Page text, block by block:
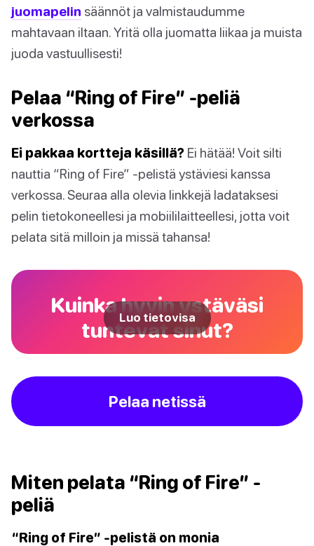
juomapelin säännöt ja valmistaudumme
mahtavaan iltaan. Yritä olla juomatta liikaa ja muista
juoda vastuullisesti!
Pelaa “Ring of Fire” -peliä
verkossa
Ei pakkaa kortteja käsillä? Ei hätää! Voit silti
nauttia “Ring of Fire” -pelistä ystäviesi kanssa
verkossa. Seuraa alla olevia linkkejä ladataksesi
pelin tietokoneellesi ja mobiililaitteellesi, jotta voit
pelata sitä milloin ja missä tahansa!
Kuinka hyvin ystäväsi
tuntevat sinut?
Luo tietovisa
Pelaa netissä
Miten pelata “Ring of Fire” -
peliä
“Ring of Fire” -pelistä on monia